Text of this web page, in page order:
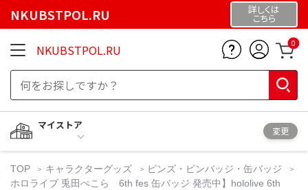
NKUBSTPOL.RU 詳しくは
こちら
NKUBSTPOL.RU 0
マイストア
変更
TOP キャラクターグッズ
ピンズ・ピンバッジ・缶バッジ
ホロライブ 兎田ぺこら 6th fes 缶バッジ 発売中】hololive 6th